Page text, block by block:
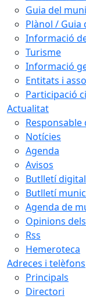
Guia del
Plànol / Guia
Informació
Turisme
Informació
Entitats i
Participació
Actualitat
Responsable
Notícies
Agenda
Avisos
Butlletí digital
Butlletí
Agenda de
Opinions
Rss
Hemeroteca
Adreces i telèfons
Principals
Directori